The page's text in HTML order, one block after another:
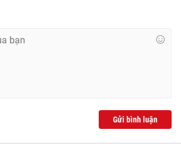
Nguyễn Thị Mỹ Hạnh, Phạm Quốc Thắng,
Gửi bình luận